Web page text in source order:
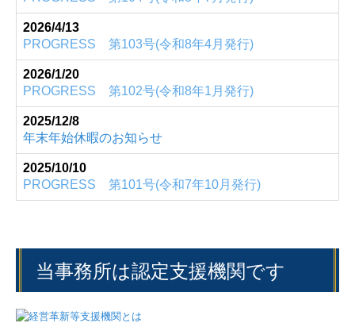
2026/4/13
PROGRESS 第103号(令和8年4月発行)
2026/1/20
PROGRESS 第102号(令和8年1月発行)
2025/12/8
年末年始休暇のお知らせ
2025/10/10
PROGRESS 第101号(令和7年10月発行)
当事務所は認定支援機関です